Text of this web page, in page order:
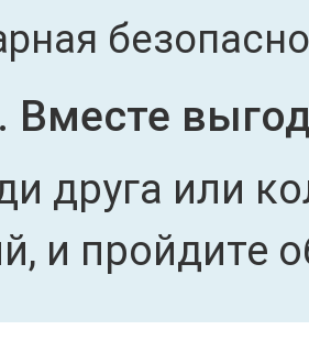
Вместе
друга или
и пройдите